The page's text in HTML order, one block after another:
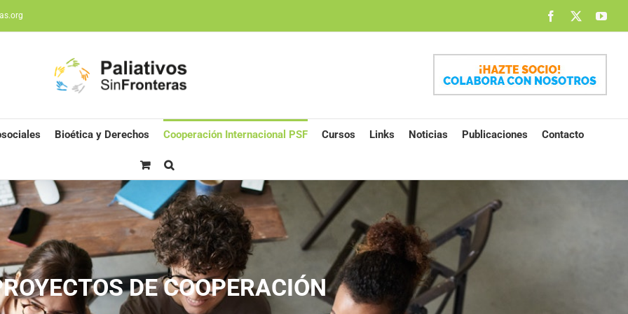
Facebook
Bioética y Derechos Cooperación Internacional PSF Cursos Links Noticias Publicaciones Contacto
DE COOPERACIÓN